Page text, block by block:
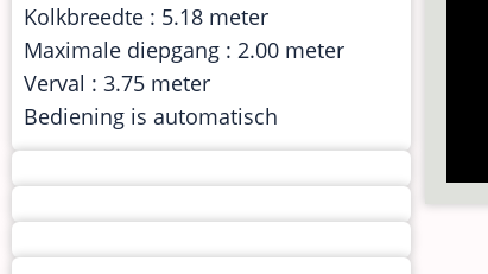
Kolkbreedte : 5.18 meter
Maximale diepgang : 2.00 meter
Verval : 3.75 meter
Bediening is automatisch